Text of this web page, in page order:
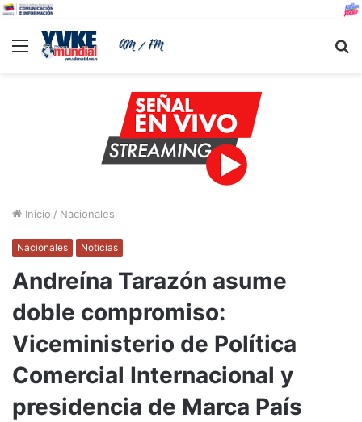
Menu
Inicio / Nacionales
Nacionales Noticias
Andreína Tarazón asume
doble compromiso:
Viceministerio de Política
Comercial Internacional y
presidencia de Marca País